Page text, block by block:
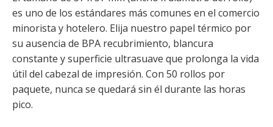
es uno de los estándares más comunes en el comercio
minorista y hotelero. Elija nuestro papel térmico por
su ausencia de BPA recubrimiento, blancura
constante y superficie ultrasuave que prolonga la vida
útil del cabezal de impresión. Con 50 rollos por
paquete, nunca se quedará sin él durante las horas
pico.